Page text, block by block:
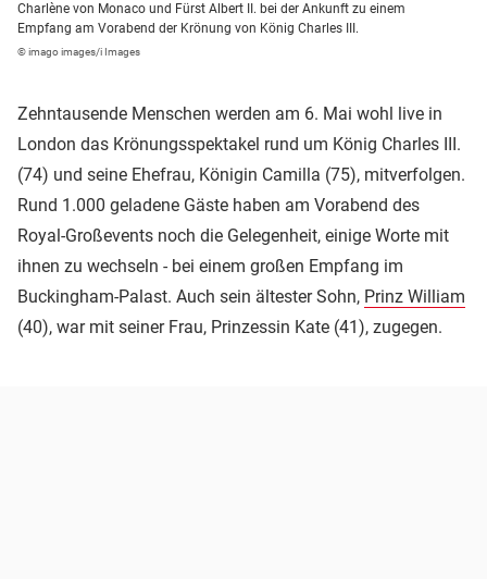
Charlène von Monaco und Fürst Albert II. bei der Ankunft zu einem
Empfang am Vorabend der Krönung von König Charles III.
© imago images/i Images
Zehntausende Menschen werden am 6. Mai wohl live in
London das Krönungsspektakel rund um König Charles III.
(74) und seine Ehefrau, Königin Camilla (75), mitverfolgen.
Rund 1.000 geladene Gäste haben am Vorabend des
Royal-Großevents noch die Gelegenheit, einige Worte mit
ihnen zu wechseln - bei einem großen Empfang im
Buckingham-Palast. Auch sein ältester Sohn, Prinz William
(40), war mit seiner Frau, Prinzessin Kate (41), zugegen.